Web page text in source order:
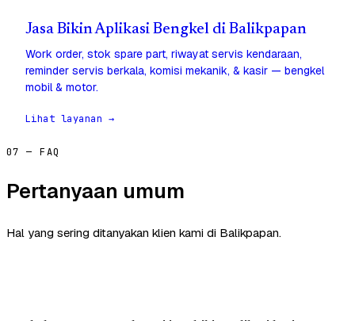
Jasa Bikin Aplikasi Bengkel di Balikpapan
Work order, stok spare part, riwayat servis kendaraan,
reminder servis berkala, komisi mekanik, & kasir — bengkel
mobil & motor.
Lihat layanan →
07 — FAQ
Pertanyaan umum
Hal yang sering ditanyakan klien kami di Balikpapan.